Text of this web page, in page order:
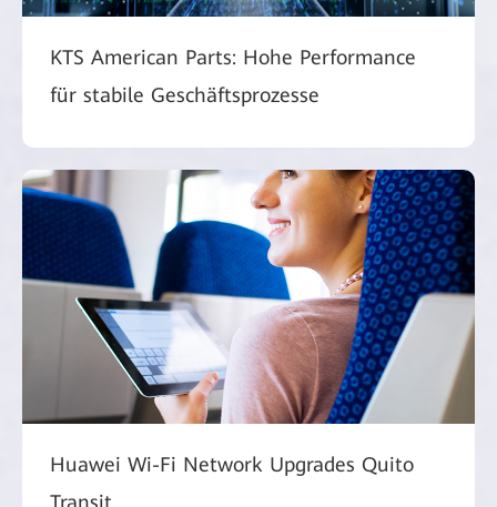
KTS American Parts: Hohe Performance
für stabile Geschäftsprozesse
Huawei Wi-Fi Network Upgrades Quito
Transit